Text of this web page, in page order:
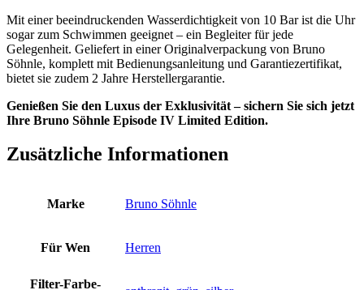
Mit einer beeindruckenden Wasserdichtigkeit von 10 Bar ist die Uhr
sogar zum Schwimmen geeignet – ein Begleiter für jede
Gelegenheit. Geliefert in einer Originalverpackung von Bruno
Söhnle, komplett mit Bedienungsanleitung und Garantiezertifikat,
bietet sie zudem 2 Jahre Herstellergarantie.
Genießen Sie den Luxus der Exklusivität – sichern Sie sich jetzt
Ihre Bruno Söhnle Episode IV Limited Edition.
Zusätzliche Informationen
Marke Bruno Söhnle
Für Wen Herren
Filter-Farbe-